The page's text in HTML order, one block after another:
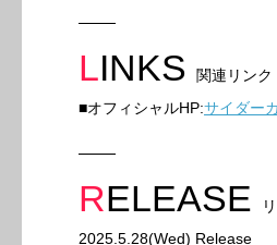
LINKS
関連リンク
■オフィシャルHP:サイダー
RELEASE
2025.5.28(Wed) Release